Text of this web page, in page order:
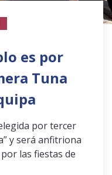
es por
Tuna
por tercer
y será anfitriona
las fiestas de